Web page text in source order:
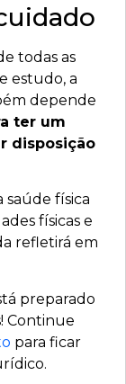
todas as
estudo, a
depende
ter um
disposição
saúde física
físicas e
refletirá em
preparado
Continue
para ficar